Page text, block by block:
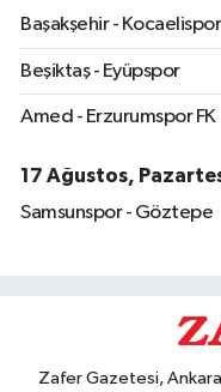
Başakşehir - Kocaelispor
Beşiktaş - Eyüpspor
Amed - Erzurumspor FK
17 Ağustos,
Samsunspor - Göztepe
Zafer Gazetesi,